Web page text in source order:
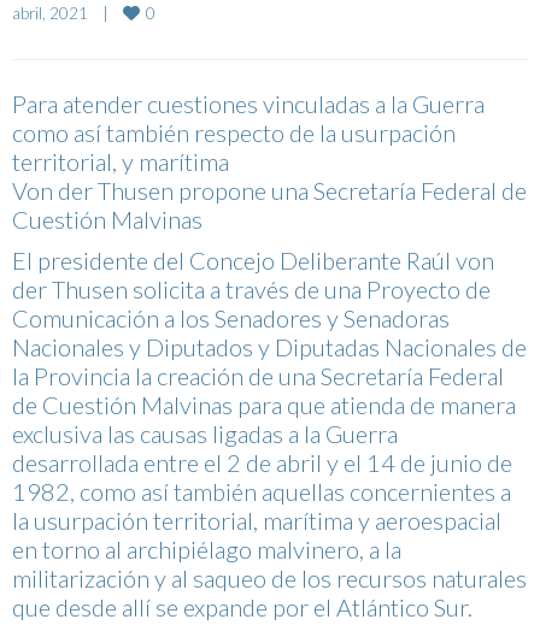
abril, 2021
| 0
Para atender cuestiones vinculadas a la Guerra
como así también respecto de la usurpación
territorial, y marítima
Von der Thusen propone una Secretaría Federal de
Cuestión Malvinas
El presidente del Concejo Deliberante Raúl von
der Thusen solicita a través de una Proyecto de
Comunicación a los Senadores y Senadoras
Nacionales y Diputados y Diputadas Nacionales de
la Provincia la creación de una Secretaría Federal
de Cuestión Malvinas para que atienda de manera
exclusiva las causas ligadas a la Guerra
desarrollada entre el 2 de abril y el 14 de junio de
1982, como así también aquellas concernientes a
la usurpación territorial, marítima y aeroespacial
en torno al archipiélago malvinero, a la
militarización y al saqueo de los recursos naturales
que desde allí se expande por el Atlántico Sur.